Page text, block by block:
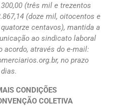
(três mil e trezentos
(doze mil, oitocentos e
centavos), mantida a
ao sindicato laboral
acordo, através do e-mail:
no prazo
CONDIÇÕES
COLETIVA